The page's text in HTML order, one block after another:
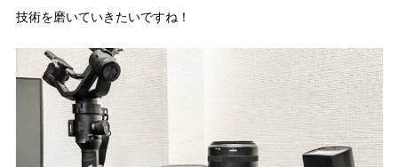
技術を磨いていきたいですね！